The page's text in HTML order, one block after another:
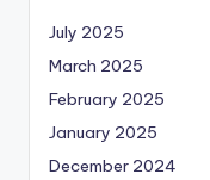
July 2025
March 2025
February 2025
January 2025
December 2024